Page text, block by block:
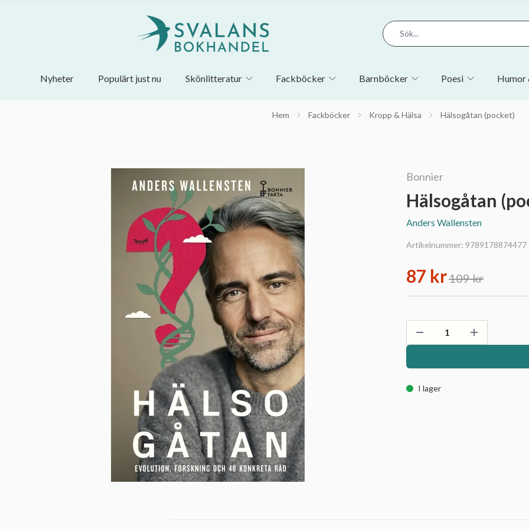
Nyheter Populärt just nu Skönlitteratur Fackböcker Barnböcker Poesi Humor
Hem Fackböcker Kropp & Hälsa Hälsogåtan (pocket)
Bonnier
Hälsogåtan
Anders Wallensten
Artikelnummer: 9789178874477
87 kr109 kr
I lager